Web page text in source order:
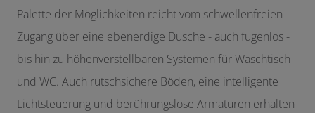
Palette der Möglichkeiten reicht vom schwellenfreien
Zugang über eine ebenerdige Dusche - auch fugenlos -
bis hin zu höhenverstellbaren Systemen für Waschtisch
und WC. Auch rutschsichere Böden, eine intelligente
Lichtsteuerung und berührungslose Armaturen erhalten